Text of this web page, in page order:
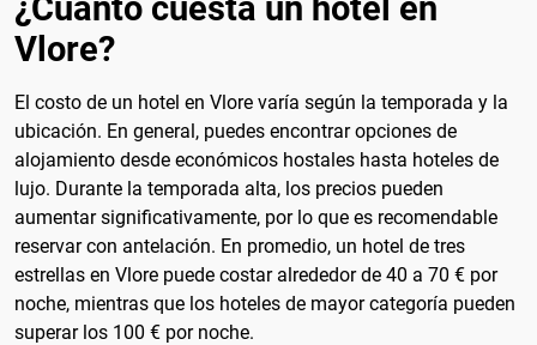
¿Cuánto cuesta un hotel en
Vlore?
El costo de un hotel en Vlore varía según la temporada y la
ubicación. En general, puedes encontrar opciones de
alojamiento desde económicos hostales hasta hoteles de
lujo. Durante la temporada alta, los precios pueden
aumentar significativamente, por lo que es recomendable
reservar con antelación. En promedio, un hotel de tres
estrellas en Vlore puede costar alrededor de 40 a 70 € por
noche, mientras que los hoteles de mayor categoría pueden
superar los 100 € por noche.